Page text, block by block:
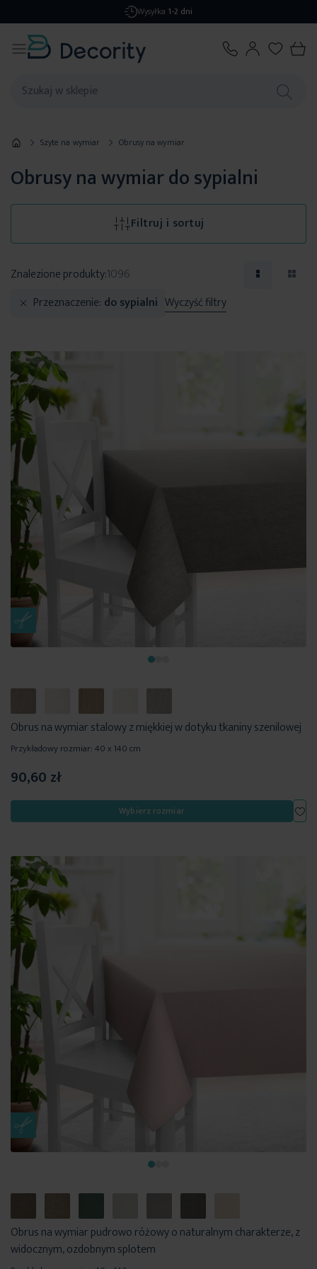
Darmowa dostawaod 299,99 zł
Szyte na wymiar Obrusy na wymiar
Obrusy na wymiar do sypialni
Filtruj i sortuj
Znalezione produkty:1096
Przeznaczenie do sypialni Wyczyść filtry
Obrus na wymiar stalowy z miękkiej w dotyku tkaniny szenilowej
Przykładowy rozmiar: 40 x 140 cm
90,60 zł
Wybierz rozmiar
Obrus na wymiar pudrowo różowy o naturalnym charakterze, z
widocznym, ozdobnym splotem